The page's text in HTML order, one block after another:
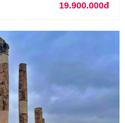
19.900.000đ